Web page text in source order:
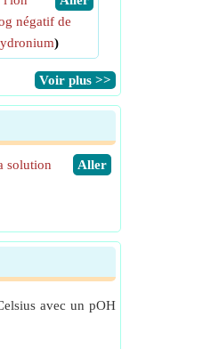
négatif de
)
​Voir plus >>
​Aller
solution
avec un pOH